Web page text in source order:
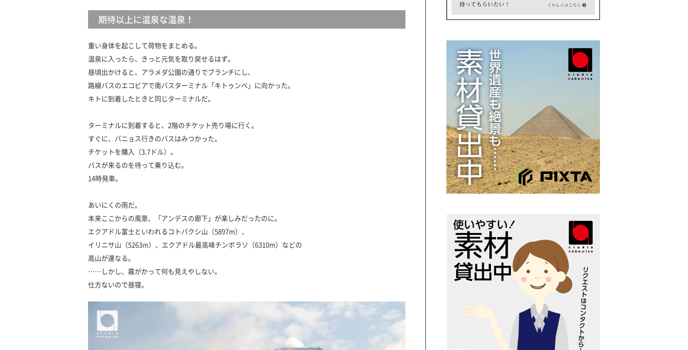
期待以上に温泉な温泉！
重い身体を起こして荷物をまとめる。
温泉に入ったら、きっと元気を取り戻せるはず。
昼頃出かけると、アラメダ公園の通りでブランチにし、
路線バスのエコビアで南バスターミナル「キトゥンべ」に向かった。
キトに到着したときと同じターミナルだ。
ターミナルに到着すると、2階のチケット売り場に行く。
すぐに、バニョス行きのバスはみつかった。
チケットを購入（3.7ドル）。
バスが来るのを待って乗り込む。
14時発車。
あいにくの雨だ。
本来ここからの風景、「アンデスの廊下」が楽しみだったのに。
エクアドル富士といわれるコトパクシ山（5897m）、
イリニサ山（5263m）、エクアドル最高峰チンボラソ（6310m）などの
高山が連なる。
……しかし、霧がかって何も見えやしない。
仕方ないので昼寝。